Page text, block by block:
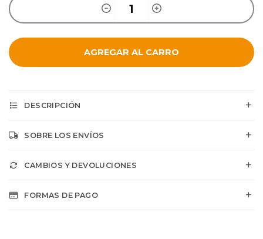
AGREGAR AL CARRO
DESCRIPCIÓN
SOBRE LOS ENVÍOS
CAMBIOS Y DEVOLUCIONES
FORMAS DE PAGO